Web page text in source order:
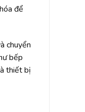
để
chuyển
bếp
thiết bị